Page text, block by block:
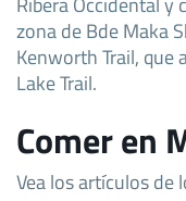
zona de Bde Maka
Kenworth Trail, que
Lake Trail.
Comer en
Vea los artículos de